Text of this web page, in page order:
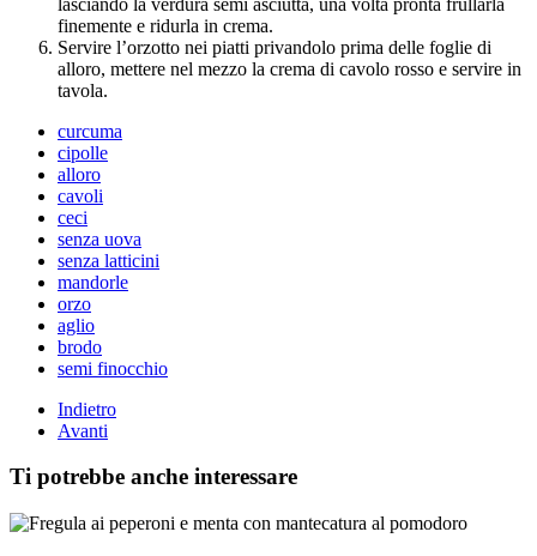
finemente e ridurla in crema.
Servire l’orzotto nei piatti privandolo prima delle foglie di
alloro, mettere nel mezzo la crema di cavolo rosso e servire in
tavola.
curcuma
cipolle
alloro
cavoli
ceci
senza uova
senza latticini
mandorle
orzo
aglio
brodo
semi finocchio
Indietro
Avanti
Ti potrebbe anche interessare